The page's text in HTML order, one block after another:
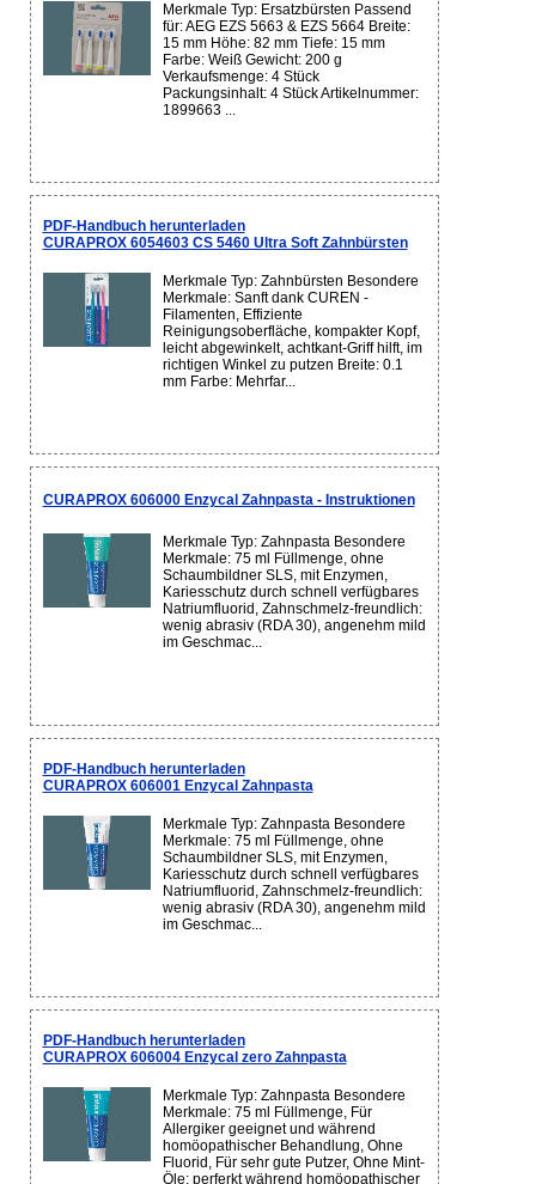
Merkmale Typ: Ersatzbürsten Passend
für: AEG EZS 5663 & EZS 5664 Breite:
15 mm Höhe: 82 mm Tiefe: 15 mm
Farbe: Weiß Gewicht: 200 g
Verkaufsmenge: 4 Stück
Packungsinhalt: 4 Stück Artikelnummer:
1899663 ...
PDF-Handbuch herunterladen
CURAPROX 6054603 CS 5460 Ultra Soft Zahnbürsten
Merkmale Typ: Zahnbürsten Besondere
Merkmale: Sanft dank CUREN -
Filamenten, Effiziente
Reinigungsoberfläche, kompakter Kopf,
leicht abgewinkelt, achtkant-Griff hilft, im
richtigen Winkel zu putzen Breite: 0.1
mm Farbe: Mehrfar...
CURAPROX 606000 Enzycal Zahnpasta - Instruktionen
Merkmale Typ: Zahnpasta Besondere
Merkmale: 75 ml Füllmenge, ohne
Schaumbildner SLS, mit Enzymen,
Kariesschutz durch schnell verfügbares
Natriumfluorid, Zahnschmelz-freundlich:
wenig abrasiv (RDA 30), angenehm mild
im Geschmac...
PDF-Handbuch herunterladen
CURAPROX 606001 Enzycal Zahnpasta
Merkmale Typ: Zahnpasta Besondere
Merkmale: 75 ml Füllmenge, ohne
Schaumbildner SLS, mit Enzymen,
Kariesschutz durch schnell verfügbares
Natriumfluorid, Zahnschmelz-freundlich:
wenig abrasiv (RDA 30), angenehm mild
im Geschmac...
PDF-Handbuch herunterladen
CURAPROX 606004 Enzycal zero Zahnpasta
Merkmale Typ: Zahnpasta Besondere
Merkmale: 75 ml Füllmenge, Für
Allergiker geeignet und während
homöopathischer Behandlung, Ohne
Fluorid, Für sehr gute Putzer, Ohne Mint-
Öle: perferkt während homöopathischer